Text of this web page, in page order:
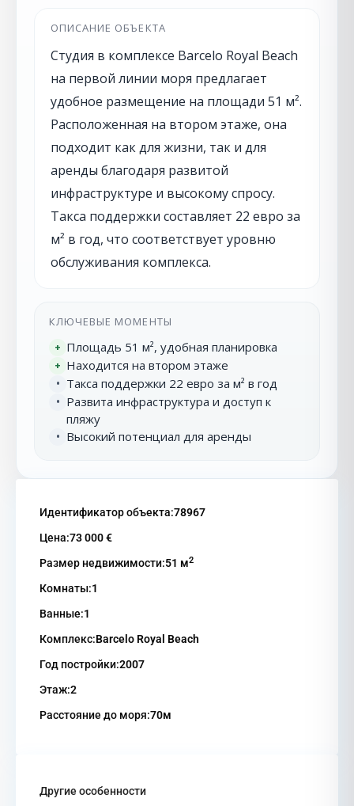
ОПИСАНИЕ ОБЪЕКТА
Студия в комплексе Barcelo Royal Beach
на первой линии моря предлагает
удобное размещение на площади 51 м².
Расположенная на втором этаже, она
подходит как для жизни, так и для
аренды благодаря развитой
инфраструктуре и высокому спросу.
Такса поддержки составляет 22 евро за
м² в год, что соответствует уровню
обслуживания комплекса.
КЛЮЧЕВЫЕ МОМЕНТЫ
+ Площадь 51 м², удобная планировка
+ Находится на втором этаже
• Такса поддержки 22 евро за м² в год
• Развита инфраструктура и доступ к
пляжу
• Высокий потенциал для аренды
Идентификатор объекта:78967
Цена:73 000 €
Размер недвижимости:51 м2
Комнаты:1
Ванные:1
Комплекс:Barcelo Royal Beach
Год постройки:2007
Этаж:2
Расстояние до моря:70м
Другие особенности